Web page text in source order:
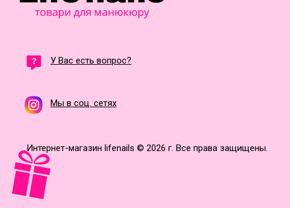
У Вас есть вопрос?
Мы в соц. сетях
Интернет-магазин lifenails © 2026 г. Все права защищены.